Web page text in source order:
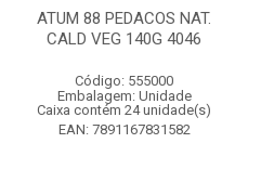
ATUM 88 PEDACOS NAT.
CALD VEG 140G 4046
Código: 555000
Embalagem: Unidade
Caixa contém 24 unidade(s)
EAN: 7891167831582